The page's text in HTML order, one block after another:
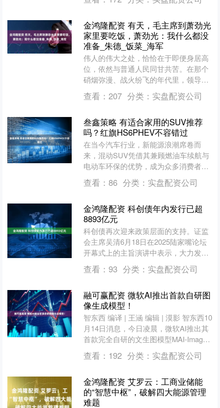
实，柬泰双方将从午夜....
金鸿隆配资 有天，毛主席到萧劲光
家里要吃饭，萧劲光：我什么都没
准备_朱德_饭菜_海军
伟人的伟大之处，恰恰在于即便身居高
位，依然与普通人民同甘共苦。在那个
硝烟弥漫、战火纷飞的年代里，领导人
与士兵们吃同样的饭、住同样的屋，没
有任何架子。比如朱德的那....
查看： 207 分类： 实盘配资公司
叁鑫策略 有适合家用的SUV推荐
吗？红旗HS6PHEV不容错过
在当今汽车行业，新能源浪潮席卷而
来，混动SUV凭借其兼顾燃油车续航与
电动车环保的优势，成为众多消费者的
心头好。各大车企纷纷发力，推出各具
特色的混动SUV产品，竞....
查看： 86 分类： 实盘配资公司
金鸿隆配资 科创债年内发行已超
8893亿元
科创债再次迎来政策层面的支持。证监
会主席吴清6月18日在2025陆家嘴论坛
开幕式上的主旨演讲中表示，大力发展
科创债，优化发行、交易制度安排，推
动完善贴息、担保等....
查看： 93 分类： 实盘配资公司
融可赢配资 微软AI推出首款自研图
像生成模型！
智东西 编译 | 王涵 编辑 | 漠影 智东西10
月14日消息，今日凌晨，微软AI推出其
首款完全自研的文生图模型MAI-Image-
1。该模型首次亮相即以109....
查看： 192 分类： 实盘配资公司
金鸿隆配资 艾罗云：工商业储能
的“智慧中枢”，破解四大能源管理
难题